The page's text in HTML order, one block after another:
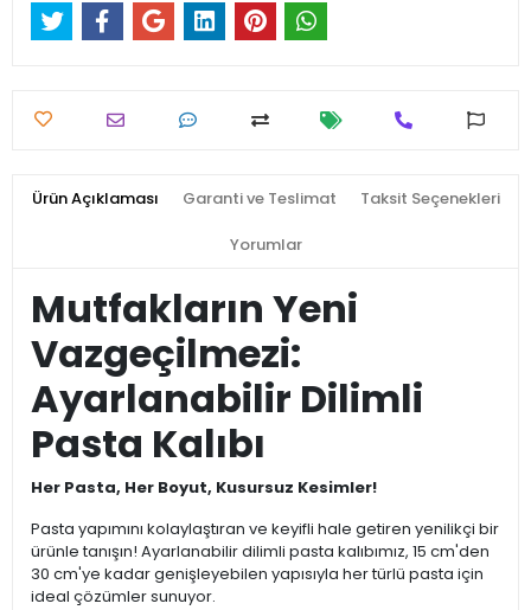
Ürün Açıklaması Garanti ve Teslimat Taksit Seçenekleri
Yorumlar
Mutfakların Yeni
Vazgeçilmezi:
Ayarlanabilir Dilimli
Pasta Kalıbı
Her Pasta, Her Boyut, Kusursuz Kesimler!
Pasta yapımını kolaylaştıran ve keyifli hale getiren yenilikçi bir
ürünle tanışın! Ayarlanabilir dilimli pasta kalıbımız, 15 cm'den
30 cm'ye kadar genişleyebilen yapısıyla her türlü pasta için
ideal çözümler sunuyor.